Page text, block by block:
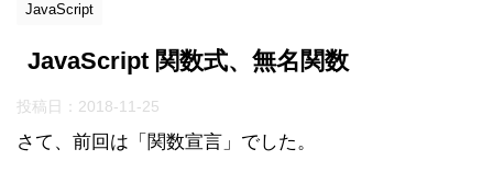
JavaScript
JavaScript 関数式、無名関数
投稿日： 2018-11-25
さて、前回は「関数宣言」でした。